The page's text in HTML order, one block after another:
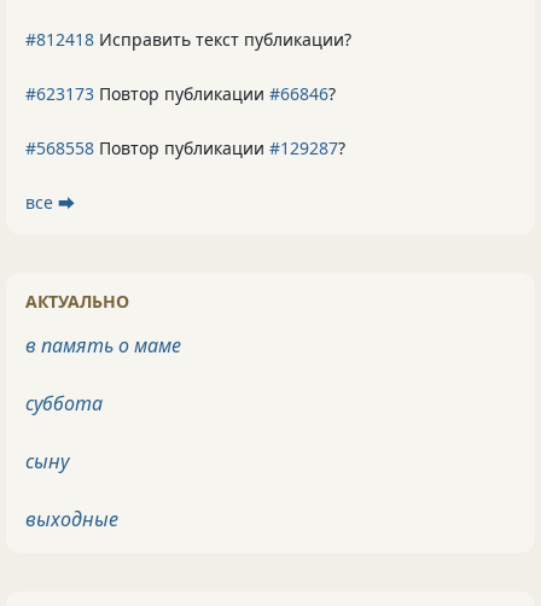
#812418 Исправить текст публикации?
#623173 Повтор публикации #66846?
#568558 Повтор публикации #129287?
все ⮕
АКТУАЛЬНО
в память о маме
суббота
сыну
выходные